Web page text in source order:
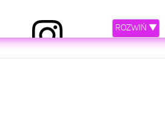
Maciej Musiał
ROZWIŃ ▼